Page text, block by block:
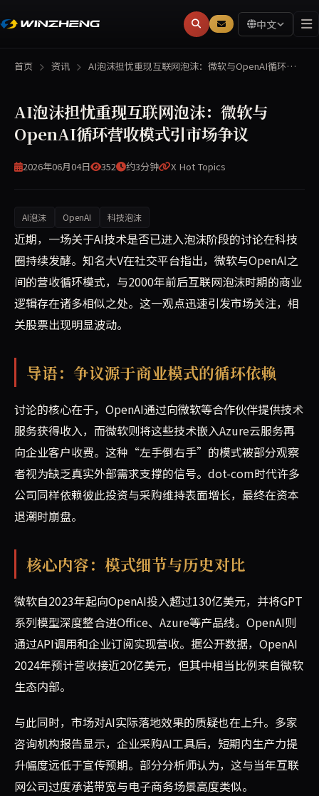
中文
首页 资讯 AI泡沫担忧重现互联网泡沫：微软与OpenAI循环…
AI泡沫担忧重现互联网泡沫：微软与
OpenAI循环营收模式引市场争议
2026年06月04日 352 约3分钟 X Hot Topics
AI泡沫 OpenAI 科技泡沫
近期科技圈大V热议AI是否存在泡沫，指出微软与OpenAI
近期，一场关于AI技术是否已进入泡沫阶段的讨论在科技
圈持续发酵。知名大V在社交平台指出，微软与OpenAI之
间的营收循环模式，与2000年前后互联网泡沫时期的商业
逻辑存在诸多相似之处。这一观点迅速引发市场关注，相
关股票出现明显波动。
导语：争议源于商业模式的循环依赖
讨论的核心在于，OpenAI通过向微软等合作伙伴提供技术
服务获得收入，而微软则将这些技术嵌入Azure云服务再
向企业客户收费。这种“左手倒右手”的模式被部分观察
者视为缺乏真实外部需求支撑的信号。dot-com时代许多
公司同样依赖彼此投资与采购维持表面增长，最终在资本
退潮时崩盘。
核心内容：模式细节与历史对比
微软自2023年起向OpenAI投入超过130亿美元，并将GPT
系列模型深度整合进Office、Azure等产品线。OpenAI则
通过API调用和企业订阅实现营收。据公开数据，OpenAI
2024年预计营收接近20亿美元，但其中相当比例来自微软
生态内部。
与此同时，市场对AI实际落地效果的质疑也在上升。多家
咨询机构报告显示，企业采购AI工具后，短期内生产力提
升幅度远低于宣传预期。部分分析师认为，这与当年互联
网公司过度承诺带宽与电子商务场景高度类似。